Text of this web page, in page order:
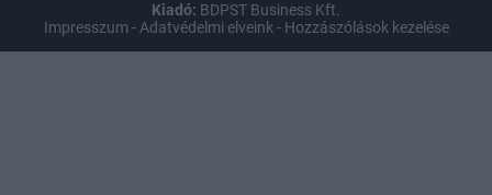
Kiadó: BDPST Business Kft.
Impresszum - Adatvédelmi elveink - Hozzászólások kezelése